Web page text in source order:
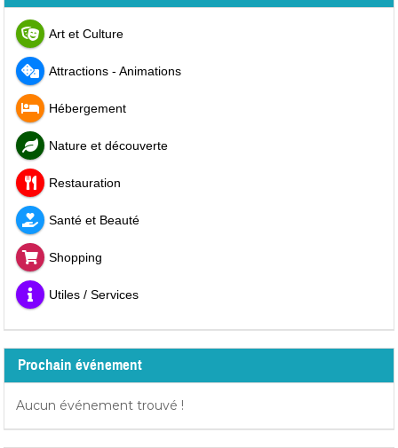
Art et Culture
Attractions - Animations
Hébergement
Nature et découverte
Restauration
Santé et Beauté
Shopping
Utiles / Services
Prochain événement
Aucun événement trouvé !